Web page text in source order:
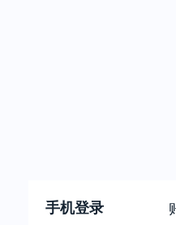
手机登录